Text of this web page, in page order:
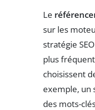
Le
sur les
stratégie
plus
choisissent
exemple, un
des mots-